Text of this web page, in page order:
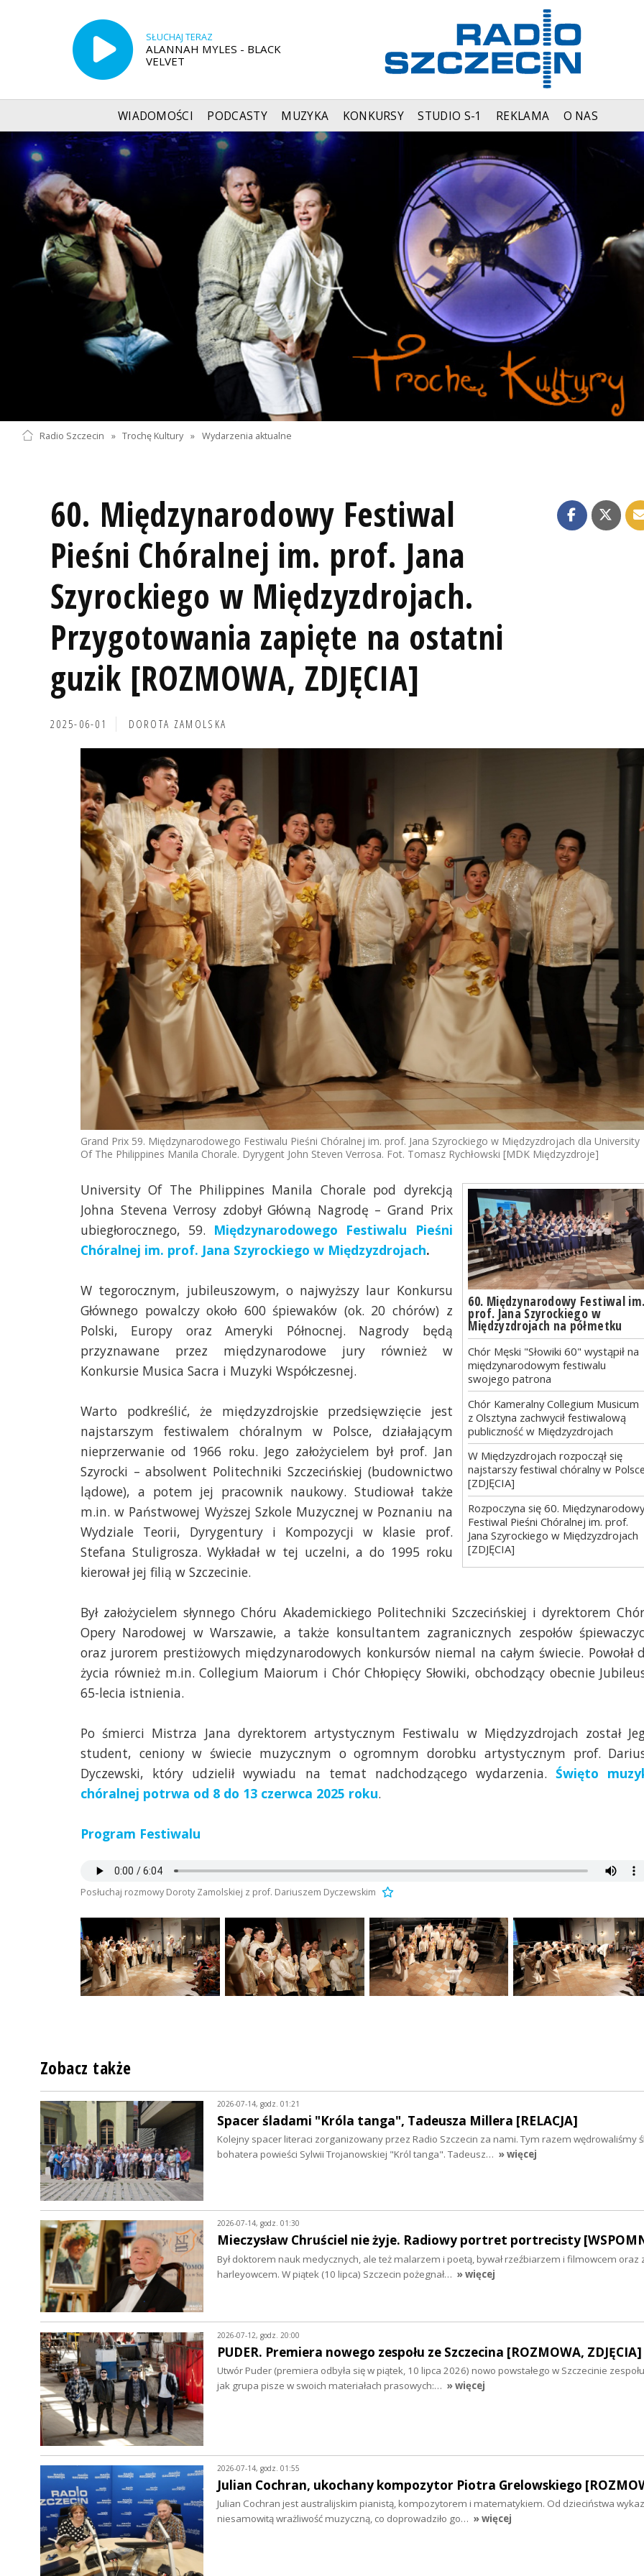
SŁUCHAJ TERAZ
ALANNAH MYLES - BLACK
VELVET
WIADOMOŚCI PODCASTY MUZYKA KONKURSY STUDIO S-1 REKLAMA O NAS
Radio Szczecin » Trochę Kultury » Wydarzenia aktualne
60. Międzynarodowy Festiwal
Pieśni Chóralnej im. prof. Jana
Szyrockiego w Międzyzdrojach.
Przygotowania zapięte na ostatni
guzik [ROZMOWA, ZDJĘCIA]
2025-06-01 DOROTA ZAMOLSKA
Grand Prix 59. Międzynarodowego Festiwalu Pieśni Chóralnej im. prof. Jana Szyrockiego w Międzyzdrojach dla University
Of The Philippines Manila Chorale. Dyrygent John Steven Verrosa. Fot. Tomasz Rychłowski [MDK Międzyzdroje]
60. Międzynarodowy Festiwal im.
prof. Jana Szyrockiego w
Międzyzdrojach na półmetku
Chór Męski "Słowiki 60" wystąpił na
międzynarodowym festiwalu
swojego patrona
Chór Kameralny Collegium Musicum
z Olsztyna zachwycił festiwalową
publiczność w Międzyzdrojach
W Międzyzdrojach rozpoczął się
najstarszy festiwal chóralny w Polsce
[ZDJĘCIA]
Rozpoczyna się 60.
Festiwal Pieśni Chóralnej im. prof.
Jana Szyrockiego w Międzyzdrojach
[ZDJĘCIA]
University Of The Philippines Manila Chorale pod dyrekcją
Johna Stevena Verrosy zdobył Główną Nagrodę – Grand Prix
ubiegłorocznego, 59. Międzynarodowego Festiwalu Pieśni
Chóralnej im. prof. Jana Szyrockiego w Międzyzdrojach.
W tegorocznym, jubileuszowym, o najwyższy laur Konkursu
Głównego powalczy około 600 śpiewaków (ok. 20 chórów) z
Polski, Europy oraz Ameryki Północnej. Nagrody będą
przyznawane przez międzynarodowe jury również w
Konkursie Musica Sacra i Muzyki Współczesnej.
Warto podkreślić, że międzyzdrojskie przedsięwzięcie jest
najstarszym festiwalem chóralnym w Polsce, działającym
nieprzerwanie od 1966 roku. Jego założycielem był prof. Jan
Szyrocki – absolwent Politechniki Szczecińskiej (budownictwo
lądowe), a potem jej pracownik naukowy. Studiował także
m.in. w Państwowej Wyższej Szkole Muzycznej w Poznaniu na
Wydziale Teorii, Dyrygentury i Kompozycji w klasie prof.
Stefana Stuligrosza. Wykładał w tej uczelni, a do 1995 roku
kierował jej filią w Szczecinie.
Był założycielem słynnego Chóru Akademickiego Politechniki Szczecińskiej i dyrektorem
Opery Narodowej w Warszawie, a także konsultantem zagranicznych zespołów
oraz jurorem prestiżowych międzynarodowych konkursów niemal na całym świecie. Powołał
życia również m.in. Collegium Maiorum i Chór Chłopięcy Słowiki, obchodzący obecnie
65-lecia istnienia.
Po śmierci Mistrza Jana dyrektorem artystycznym Festiwalu w Międzyzdrojach został
student, ceniony w świecie muzycznym o ogromnym dorobku artystycznym prof.
Dyczewski, który udzielił wywiadu na temat nadchodzącego wydarzenia.Święto
chóralnej potrwa od 8 do 13 czerwca 2025 roku.
Program Festiwalu
Posłuchaj rozmowy Doroty Zamolskiej z prof. Dariuszem Dyczewskim
Zobacz także
2026-07-14, godz. 01:21
Spacer śladami "Króla tanga", Tadeusza Millera [RELACJA]
Kolejny spacer literaci zorganizowany przez Radio Szczecin za nami. Tym razem wędrowaliśmy
bohatera powieści Sylwii Trojanowskiej "Król tanga". Tadeusz… » więcej
2026-07-14, godz. 01:30
Mieczysław Chruściel nie żyje. Radiowy portret portrecisty
Był doktorem nauk medycznych, ale też malarzem i poetą, bywał rzeźbiarzem i filmowcem oraz
harleyowcem. W piątek (10 lipca) Szczecin pożegnał… » więcej
2026-07-12, godz. 20:00
PUDER. Premiera nowego zespołu ze Szczecina [ROZMOWA, ZDJĘCIA]
Utwór Puder (premiera odbyła się w piątek, 10 lipca 2026) nowo powstałego w Szczecinie
jak grupa pisze w swoich materiałach prasowych:… » więcej
2026-07-14, godz. 01:55
Julian Cochran, ukochany kompozytor Piotra Grelowskiego
Julian Cochran jest australijskim pianistą, kompozytorem i matematykiem. Od dzieciństwa
niesamowitą wrażliwość muzyczną, co doprowadziło go… » więcej